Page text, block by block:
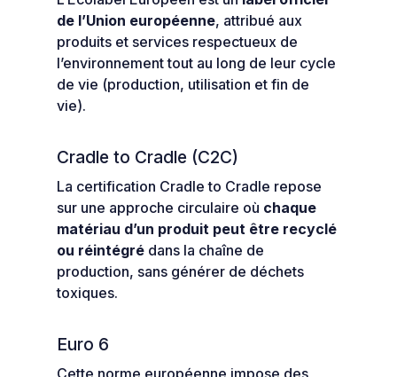
de l’Union européenne, attribué aux
produits et services respectueux de
l’environnement tout au long de leur cycle
de vie (production, utilisation et fin de
vie).
Cradle to Cradle (C2C)
La certification Cradle to Cradle repose
sur une approche circulaire où chaque
matériau d’un produit peut être recyclé
ou réintégré dans la chaîne de
production, sans générer de déchets
toxiques.
Euro 6